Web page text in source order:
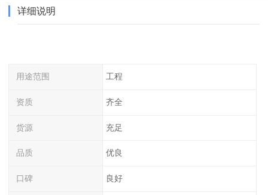
详细说明
用途范围 工程
资质 齐全
货源 充足
品质 优良
口碑 良好